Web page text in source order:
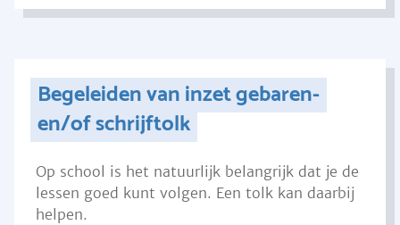
Begeleiden van inzet gebaren-
en/of schrijftolk
Op school is het natuurlijk belangrijk dat je de
lessen goed kunt volgen. Een tolk kan daarbij
helpen.